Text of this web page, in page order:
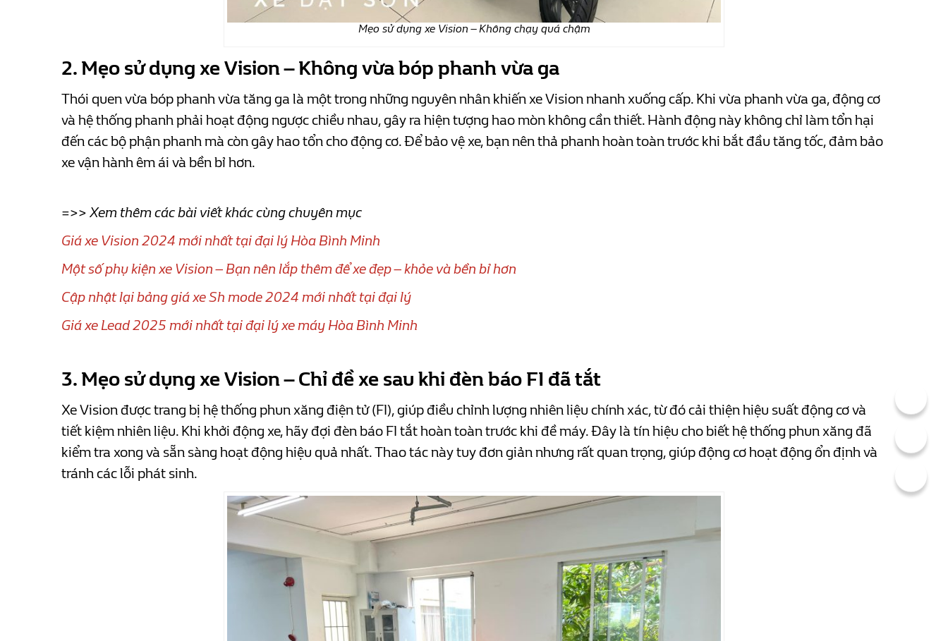
Mẹo sử dụng xe Vision – Không chạy quá chậm
2. Mẹo sử dụng xe Vision – Không vừa bóp phanh vừa ga
Thói quen vừa bóp phanh vừa tăng ga là một trong những nguyên nhân khiến xe Vision nhanh xuống cấp. Khi vừa phanh vừa ga, động cơ
và hệ thống phanh phải hoạt động ngược chiều nhau, gây ra hiện tượng hao mòn không cần thiết. Hành động này không chỉ làm tổn hại
đến các bộ phận phanh mà còn gây hao tổn cho động cơ. Để bảo vệ xe, bạn nên thả phanh hoàn toàn trước khi bắt đầu tăng tốc, đảm bảo
xe vận hành êm ái và bền bỉ hơn.
=>> Xem thêm các bài viết khác cùng chuyên mục
Giá xe Vision 2024 mới nhất tại đại lý Hòa Bình Minh
Một số phụ kiện xe Vision – Bạn nên lắp thêm để xe đẹp – khỏe và bền bỉ hơn
Cập nhật lại bảng giá xe Sh mode 2024 mới nhất tại đại lý
Giá xe Lead 2025 mới nhất tại đại lý xe máy Hòa Bình Minh
3. Mẹo sử dụng xe Vision – Chỉ đề xe sau khi đèn báo FI đã tắt
Xe Vision được trang bị hệ thống phun xăng điện tử (FI), giúp điều chỉnh lượng nhiên liệu chính xác, từ đó cải thiện hiệu suất động cơ và
tiết kiệm nhiên liệu. Khi khởi động xe, hãy đợi đèn báo FI tắt hoàn toàn trước khi đề máy. Đây là tín hiệu cho biết hệ thống phun xăng đã
kiểm tra xong và sẵn sàng hoạt động hiệu quả nhất. Thao tác này tuy đơn giản nhưng rất quan trọng, giúp động cơ hoạt động ổn định và
tránh các lỗi phát sinh.